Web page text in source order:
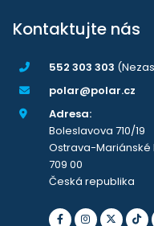
Kontaktujte nás
552 303 303
polar@polar.cz
Adresa:
Boleslavova 710/19
Ostrava-Mariánské
709 00
Česká republika